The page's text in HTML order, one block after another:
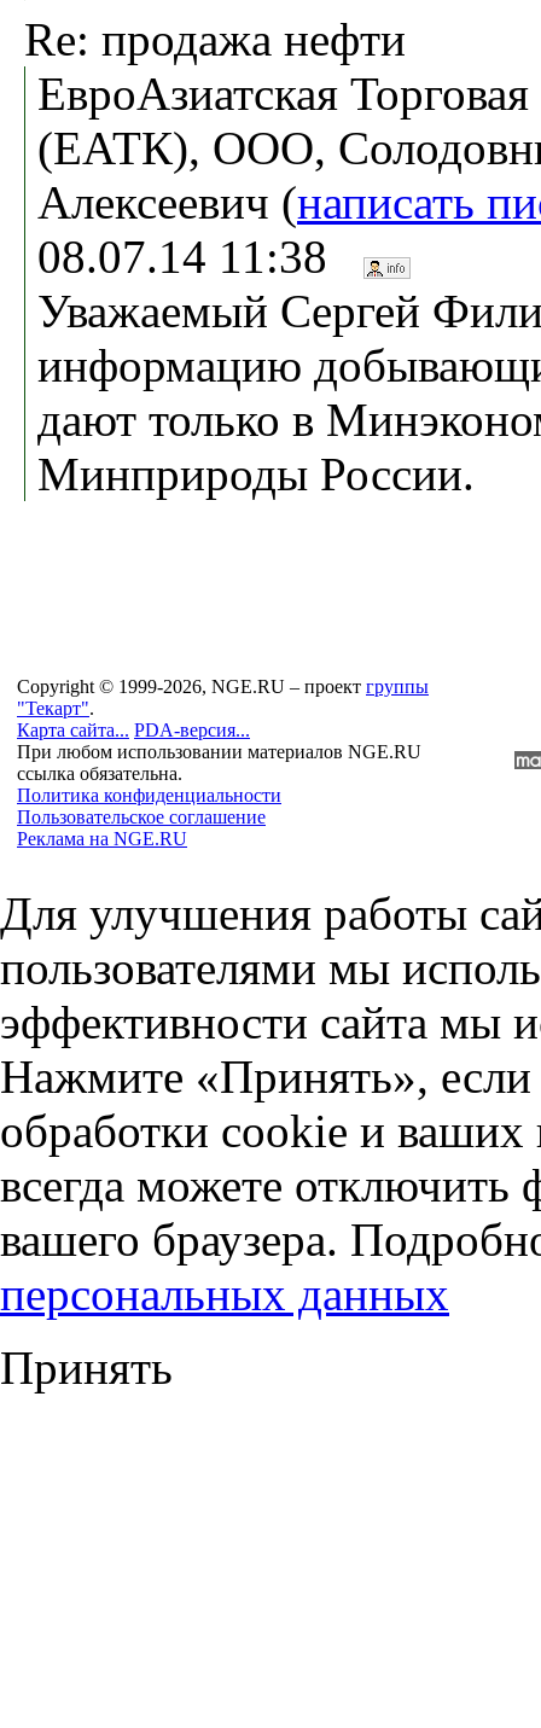
Re: продажа нефти
ЕвроАзиатская
(ЕАТК), ООО,
Алексеевич (написать
08.07.14 11:38
Уважаемый Сергей
информацию
дают только в
Минприроды России.
Copyright © 1999-2026, NGE.RU – проект группы
"Текарт".
Карта сайта... PDA-версия...
При любом использовании материалов NGE.RU
ссылка обязательна.
Политика конфиденциальности
Пользовательское соглашение
Реклама на NGE.RU
Для улучшения работы
пользователями мы
эффективности сайта мы
Нажмите «Принять», если
обработки cookie и
всегда можете отключить
вашего браузера.
персональных данных
Принять